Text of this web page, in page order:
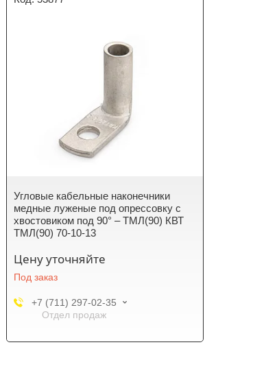
Угловые кабельные наконечники
медные луженые под опрессовку с
хвостовиком под 90° – ТМЛ(90) КВТ
ТМЛ(90) 70-10-13
Цену уточняйте
Под заказ
+7 (711) 297-02-35
Отдел продаж